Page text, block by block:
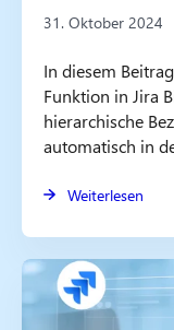
31. Oktober 2024
In diesem
Funktion in Jira
hierarchische
automatisch in
Weiterlesen